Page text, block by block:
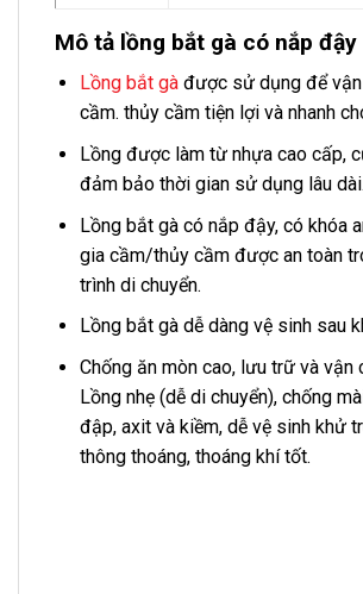
Mô tả lồng bắt gà có nắp đậy
Lồng bắt gàđược sử dụng để vận
cầm. thủy cầm tiện lợi và nhanh
Lồng được làm từ nhựa cao cấp,
đảm bảo thời gian sử dụng lâu dài.
Lồng bắt gà có nắp đậy, có khóa
gia cầm/thủy cầm được an toàn
trình di chuyển.
Lồng bắt gà dễ dàng vệ sinh sau
Chống ăn mòn cao, lưu trữ và vận
Lồng nhẹ (dễ di chuyển), chống
đập, axit và kiềm, dễ vệ sinh khử
thông thoáng, thoáng khí tốt.